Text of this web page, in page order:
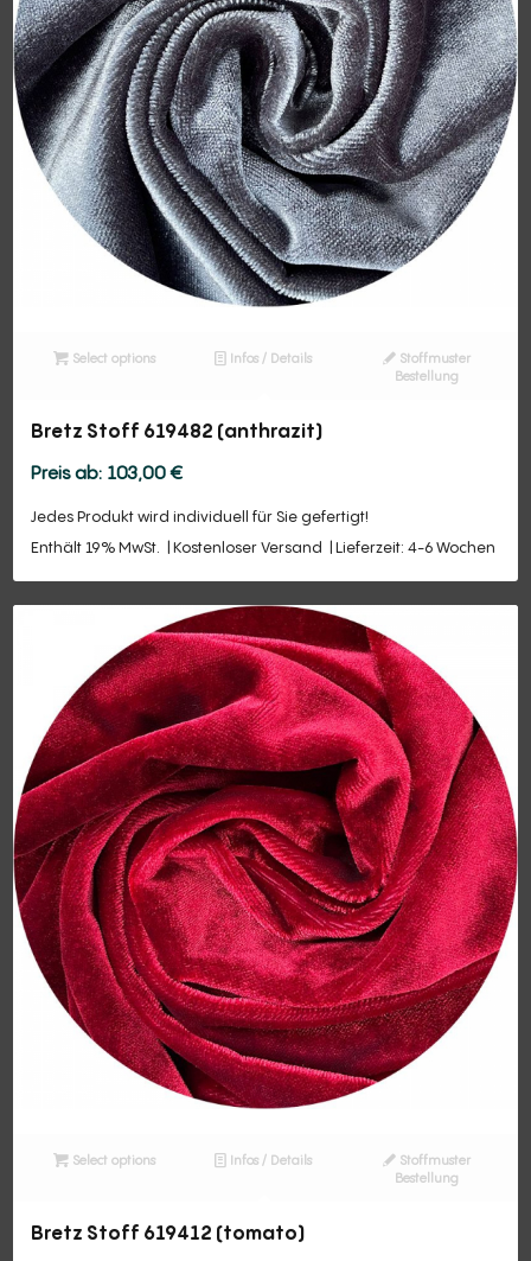
Select options Infos / Details
Stoffmuster
Bestellung
Bretz Stoff 619482 (anthrazit)
103,00€
Jedes Produkt wird individuell für Sie gefertigt!
Enthält 19% MwSt.
Kostenloser Versand Lieferzeit: 4-6 Wochen
Select options Infos / Details
Stoffmuster
Bestellung
Bretz Stoff 619412 (tomato)